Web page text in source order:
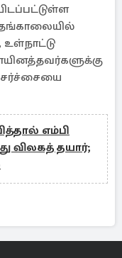
சர்ச்சையை
எம்பி
விலகத் தயார்;